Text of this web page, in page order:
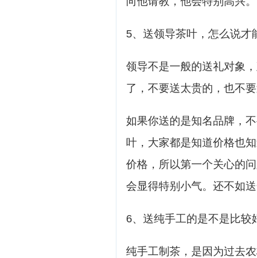
5、送领导茶叶，怎么说才
领导不是一般的送礼对象
了，不要送太贵的，也不
如果你送的是知名品牌，
叶，大家都是知道价格也
价格，所以第一个关心的
会显得特别小气。还不如
6、送纯手工的是不是比较
纯手工制茶，是因为过去